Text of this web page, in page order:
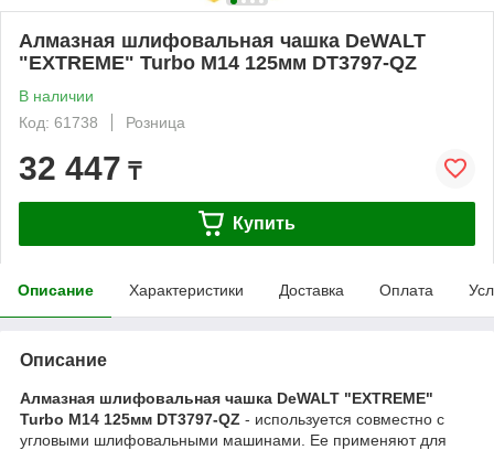
Алмазная шлифовальная чашка DeWALT
"EXTREME" Turbo М14 125мм DT3797-QZ
В наличии
Код: 61738
Розница
32 447 ₸
Купить
Описание Характеристики Доставка Оплата
Описание
Алмазная шлифовальная чашка DeWALT "EXTREME"
Turbo М14 125мм DT3797-QZ - используется совместно с
угловыми шлифовальными машинами. Ее применяют для